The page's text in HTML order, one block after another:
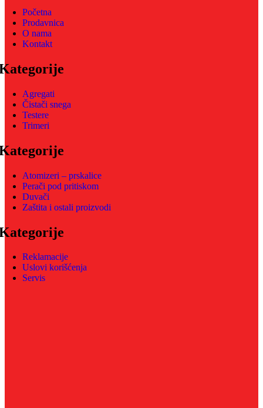
Početna
Prodavnica
O nama
Kontakt
Agregati
Čistači snega
Testere
Trimeri
Atomizeri – prskalice
Perači pod pritiskom
Duvači
Zaštita i ostali proizvodi
Reklamacije
Uslovi korišćenja
Servis